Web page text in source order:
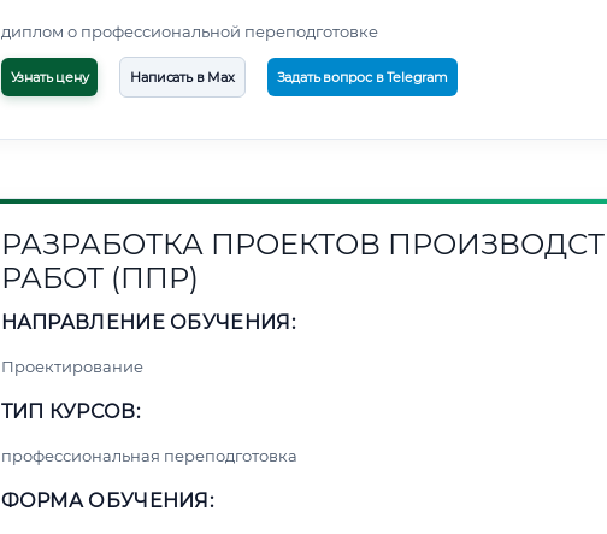
диплом о профессиональной переподготовке
Узнать цену Написать в Max Задать вопрос в Telegram
РАЗРАБОТКА ПРОЕКТОВ
РАБОТ (ППР)
НАПРАВЛЕНИЕ ОБУЧЕНИЯ:
Проектирование
ТИП КУРСОВ:
профессиональная переподготовка
ФОРМА ОБУЧЕНИЯ: